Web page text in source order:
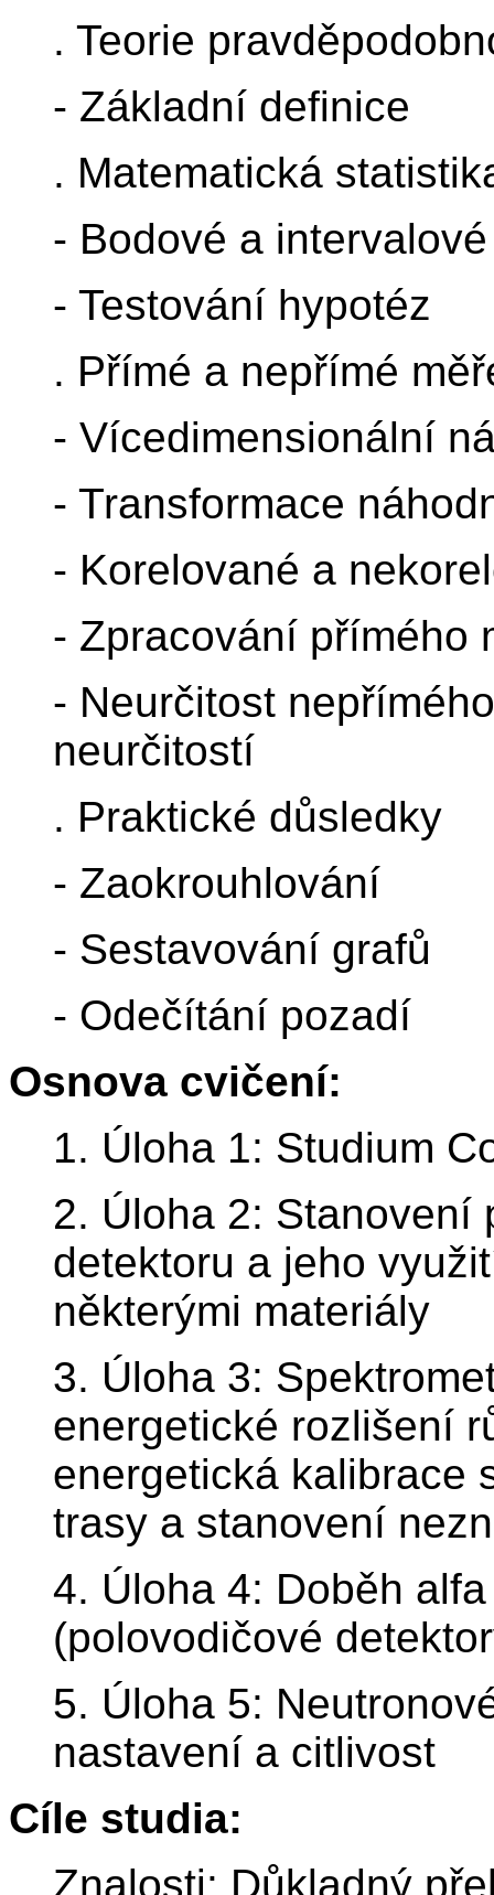
. Teorie
- Základní definice
. Matematická
- Bodové a
- Testování hypotéz
. Přímé a nepřímé
- Vícedimensionální
- Transformace
- Korelované a
- Zpracování přímého
- Neurčitost
neurčitostí
. Praktické důsledky
- Zaokrouhlování
- Sestavování grafů
- Odečítání pozadí
Osnova cvičení:
1. Úloha 1: Studium
2. Úloha 2: Stanovení
detektoru a jeho
některými materiály
3. Úloha 3:
energetické rozlišení
energetická kalibrace
trasy a stanovení
4. Úloha 4: Doběh
(polovodičové
5. Úloha 5:
nastavení a citlivost
Cíle studia:
Znalosti: Důkladný